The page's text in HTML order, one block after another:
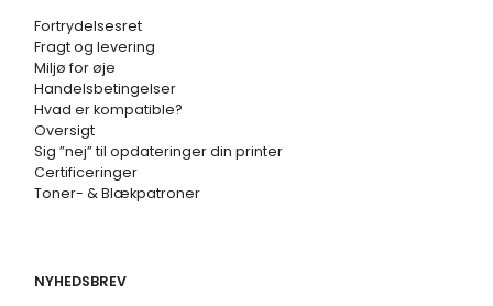
Fortrydelsesret
Fragt og levering
Miljø for øje
Handelsbetingelser
Hvad er kompatible?
Oversigt
Sig ”nej” til opdateringer din printer
Certificeringer
Toner- & Blækpatroner
NYHEDSBREV